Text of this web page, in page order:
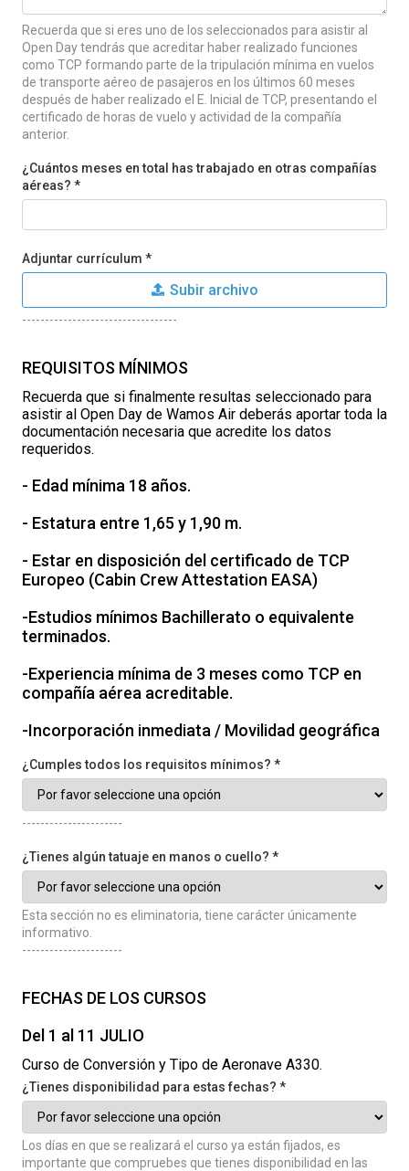
Recuerda que si eres uno de los seleccionados para asistir al
Open Day tendrás que acreditar haber realizado funciones
como TCP formando parte de la tripulación mínima en vuelos
de transporte aéreo de pasajeros en los últimos 60 meses
después de haber realizado el E. Inicial de TCP, presentando el
certificado de horas de vuelo y actividad de la compañía
anterior.
¿Cuántos meses en total has trabajado en otras compañías
aéreas? *
Adjuntar currículum *
Subir archivo
----------------------------------
REQUISITOS MÍNIMOS
Recuerda que si finalmente resultas seleccionado para
asistir al Open Day de Wamos Air deberás aportar toda la
documentación necesaria que acredite los datos
requeridos.
- Edad mínima 18 años.
- Estatura entre 1,65 y 1,90 m.
- Estar en disposición del certificado de TCP
Europeo (Cabin Crew Attestation EASA)
-Estudios mínimos Bachillerato o equivalente
terminados.
-Experiencia mínima de 3 meses como TCP en
compañía aérea acreditable.
-Incorporación inmediata / Movilidad geográfica
¿Cumples todos los requisitos mínimos? *
----------------------
¿Tienes algún tatuaje en manos o cuello? *
Esta sección no es eliminatoria, tiene carácter únicamente
informativo.
----------------------
FECHAS DE LOS CURSOS
Del 1 al 11 JULIO
Curso de Conversión y Tipo de Aeronave A330.
¿Tienes disponibilidad para estas fechas? *
Los días en que se realizará el curso ya están fijados, es
importante que compruebes que tienes disponibilidad en las